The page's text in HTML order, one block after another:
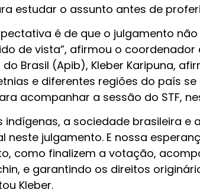
estudar o assunto antes de
é de que o julgamento
de vista”, afirmou o
do Brasil (Apib), Kleber Karipuna,
e diferentes regiões do país
acompanhar a sessão do STF,
indígenas, a sociedade brasileira
neste julgamento. E nossa
como finalizem a votação,
e garantindo os direitos
Kleber.